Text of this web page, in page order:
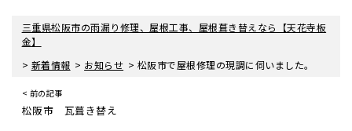
三重県松阪市の雨漏り修理、屋根工事、屋根葺き替えなら【天花寺板
金】
> 新着情報 > お知らせ > 松阪市で屋根修理の現調に伺いました。
< 前の記事
松阪市 瓦葺き替え